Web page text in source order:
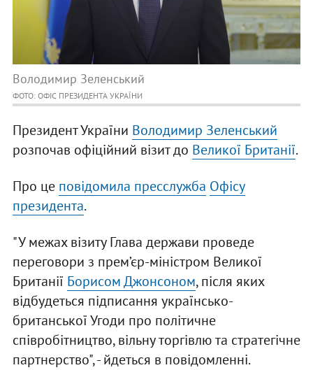
Володимир Зеленський
ФОТО: ОФІС ПРЕЗИДЕНТА УКРАЇНИ
Президент України Володимир Зеленський
розпочав офіційний візит до Великої Британії.
Про це повідомила пресслужба Офісу
президента.
"У межах візиту Глава держави проведе
переговори з прем’єр-міністром Великої
Британії Борисом Джонсоном, після яких
відбудеться підписання українсько-
британської Угоди про політичне
співробітництво, вільну торгівлю та стратегічне
партнерство", - йдеться в повідомленні.